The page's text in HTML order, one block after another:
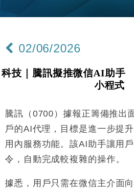
財經｜美商務部擬擴大金屬
17:40
財經｜本港6月零售額連升
16:33
財經｜滙控重啟最多10億美
司
11:30
財經｜精星香港夥菜鳥拓全
東京半島
13:12
02/06/2026
科技｜騰訊擬推微信AI助手
小程式
騰訊（0700）據報正籌備推出
戶的AI代理，目標是進一步提
用內服務功能。該AI助手讓用
令，自動完成較複雜的操作。
據悉，用戶只需在微信主介面